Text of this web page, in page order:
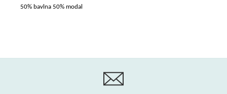
50% bavlna 50% modal